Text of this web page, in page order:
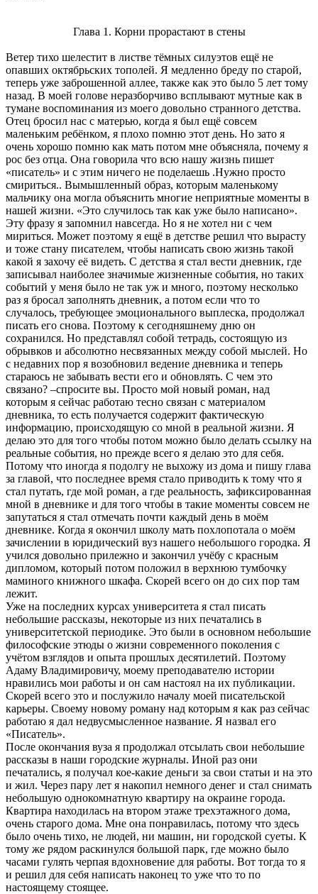
Глава 1. Корни прорастают в стены
Ветер тихо шелестит в листве тёмных силуэтов ещё не
опавших октябрьских тополей. Я медленно бреду по старой,
теперь уже заброшенной аллее, также как это было 5 лет тому
назад. В моей голове неразборчиво всплывают мутные как в
тумане воспоминания из моего довольно странного детства.
Отец бросил нас с матерью, когда я был ещё совсем
маленьким ребёнком, я плохо помню этот день. Но зато я
очень хорошо помню как мать потом мне объясняла, почему я
рос без отца. Она говорила что всю нашу жизнь пишет
«писатель» и с этим ничего не поделаешь .Нужно просто
смириться.. Вымышленный образ, которым маленькому
мальчику она могла объяснить многие неприятные моменты в
нашей жизни. «Это случилось так как уже было написано».
Эту фразу я запомнил навсегда. Но я не хотел ни с чем
мириться. Может поэтому я ещё в детстве решил что вырасту
и тоже стану писателем, чтобы написать свою жизнь такой
какой я захочу её видеть. С детства я стал вести дневник, где
записывал наиболее значимые жизненные события, но таких
событий у меня было не так уж и много, поэтому несколько
раз я бросал заполнять дневник, а потом если что то
случалось, требующее эмоционального выплеска, продолжал
писать его снова. Поэтому к сегодняшнему дню он
сохранился. Но представлял собой тетрадь, состоящую из
обрывков и абсолютно несвязанных между собой мыслей. Но
с недавних пор я возобновил ведение дневника и теперь
стараюсь не забывать вести его и обновлять. С чем это
связано? –спросите вы. Просто мой новый роман, над
которым я сейчас работаю тесно связан с материалом
дневника, то есть получается содержит фактическую
информацию, происходящую со мной в реальной жизни. Я
делаю это для того чтобы потом можно было делать ссылку на
реальные события, но прежде всего я делаю это для себя.
Потому что иногда я подолгу не выхожу из дома и пишу глава
за главой, что последнее время стало приводить к тому что я
стал путать, где мой роман, а где реальность, зафиксированная
мной в дневнике и для того чтобы в такие моменты совсем не
запутаться я стал отмечать почти каждый день в моём
дневнике. Когда я окончил школу мать похлопотала о моём
зачислении в юридический вуз нашего небольшого городка. Я
учился довольно прилежно и закончил учёбу с красным
дипломом, который потом положил в верхнюю тумбочку
маминого книжного шкафа. Скорей всего он до сих пор там
лежит.
Уже на последних курсах университета я стал писать
небольшие рассказы, некоторые из них печатались в
университетской периодике. Это были в основном небольшие
философские этюды о жизни современного поколения с
учётом взглядов и опыта прошлых десятилетий. Поэтому
Адаму Владимировичу, моему преподавателю истории
нравились мои работы и он сам настоял на их публикации.
Скорей всего это и послужило началу моей писательской
карьеры. Своему новому роману над которым я как раз сейчас
работаю я дал недвусмысленное название. Я назвал его
«Писатель».
После окончания вуза я продолжал отсылать свои небольшие
рассказы в наши городские журналы. Иной раз они
печатались, я получал кое-какие деньги за свои статьи и на это
и жил. Через пару лет я накопил немного денег и стал снимать
небольшую однокомнатную квартиру на окраине города.
Квартира находилась на втором этаже трехэтажного дома,
очень старого дома. Мне она понравилась, потому что здесь
было очень тихо, не людей, ни машин, ни городской суеты. К
тому же рядом раскинулся большой парк, где можно было
часами гулять черпая вдохновение для работы. Вот тогда то я
и решил для себя написать наконец то уже что то по
настоящему стоящее.